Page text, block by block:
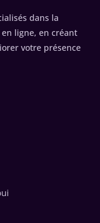
dans la
ligne, en créant
votre présence